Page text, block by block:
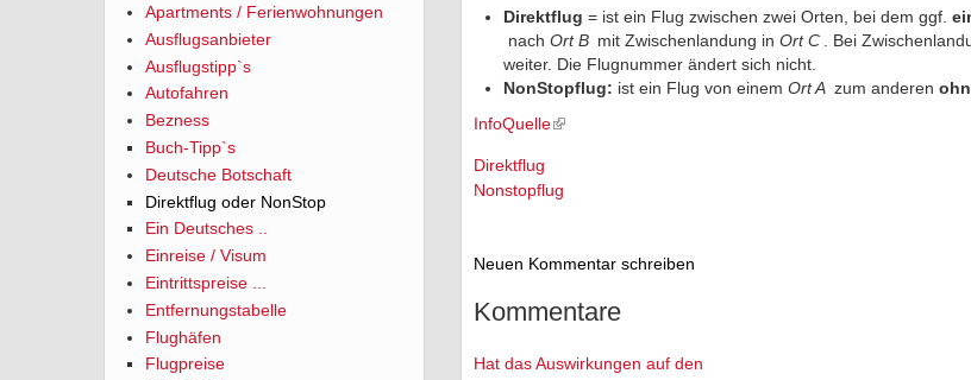
Apartments / Ferienwohnungen
Ausflugsanbieter
Ausflugstipp`s
Autofahren
Bezness
Buch-Tipp`s
Deutsche Botschaft
Direktflug oder NonStop
Ein Deutsches ..
Einreise / Visum
Eintrittspreise ...
Entfernungstabelle
Flughäfen
Flugpreise
Direktflug = ist ein Flug zwischen zwei Orten, bei dem ggf.
nach Ort B mit Zwischenlandung in Ort C
. Bei
weiter. Die Flugnummer ändert sich nicht.
NonStopflug: ist ein Flug von einem Ort A zum anderen
InfoQuelle(link is external)
Direktflug
Nonstopflug
Neuen Kommentar schreiben
Kommentare
Hat das Auswirkungen auf den